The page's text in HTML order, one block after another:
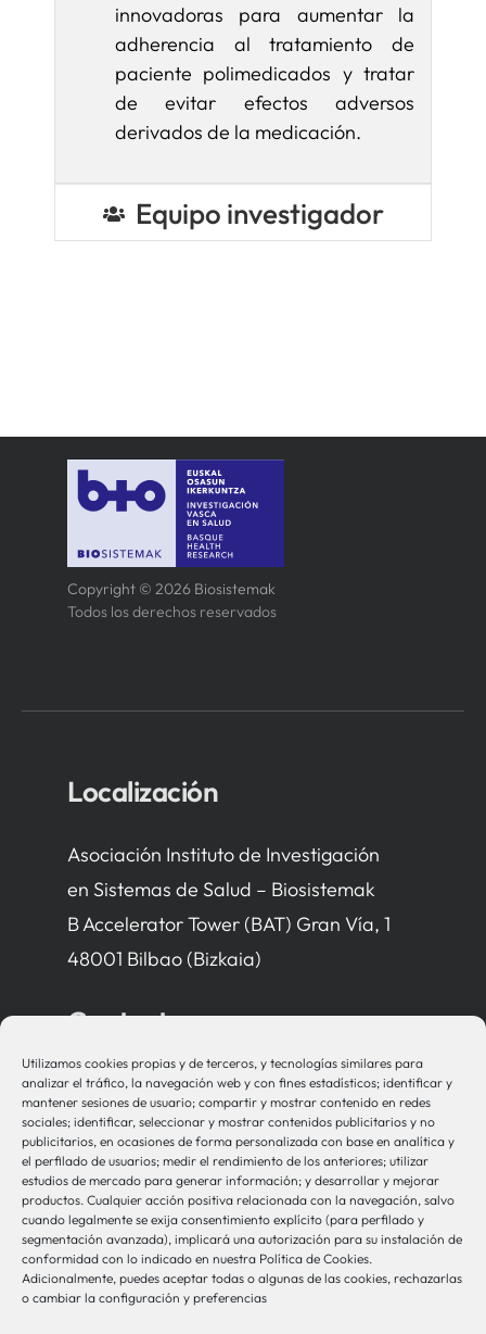
Utilizamos cookies propias y de terceros, y tecnologías similares para
analizar el tráfico, la navegación web y con fines estadísticos; identificar y
mantener sesiones de usuario; compartir y mostrar contenido en redes
sociales; identificar, seleccionar y mostrar contenidos publicitarios y no
publicitarios, en ocasiones de forma personalizada con base en analítica y
el perfilado de usuarios; medir el rendimiento de los anteriores; utilizar
estudios de mercado para generar información; y desarrollar y mejorar
productos. Cualquier acción positiva relacionada con la navegación, salvo
cuando legalmente se exija consentimiento explícito (para perfilado y
segmentación avanzada), implicará una autorización para su instalación de
conformidad con lo indicado en nuestra Política de Cookies.
Adicionalmente, puedes aceptar todas o algunas de las cookies, rechazarlas
o cambiar la configuración y preferencias
innovadoras para aumentar la
adherencia al tratamiento de
paciente polimedicados y tratar
de evitar efectos adversos
derivados de la medicación.
Equipo investigador
Copyright © 2026 Biosistemak
Todos los derechos reservados
Localización
Asociación Instituto de Investigación
en Sistemas de Salud – Biosistemak
B Accelerator Tower (BAT) Gran Vía, 1
48001 Bilbao (Bizkaia)
Contacto
bio-sistemak@bio-sistemak.eus
944 00 77 90
Otros Enlaces
Osakidetza